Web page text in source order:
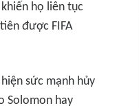
họ liên tục
được FIFA
sức mạnh hủy
Solomon hay